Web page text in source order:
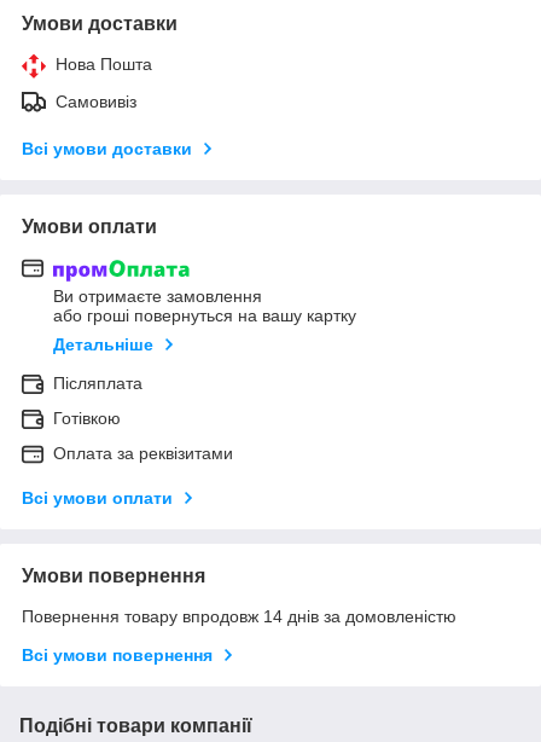
Умови доставки
Нова Пошта
Самовивіз
Всі умови доставки
Умови оплати
Ви отримаєте замовлення
або гроші повернуться на вашу картку
Детальніше
Післяплата
Готівкою
Оплата за реквізитами
Всі умови оплати
Умови повернення
Повернення товару впродовж 14 днів за домовленістю
Всі умови повернення
Подібні товари компанії